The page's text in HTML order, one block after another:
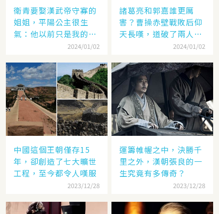
衛青要娶漢武帝守寡的
姐姐，平陽公主很生
氣：他以前只是我的奴
2024/01/02
諸葛亮和郭嘉誰更厲
害？曹操赤壁戰敗后仰
天長嘆，道破了兩人高
2024/01/02
中國這個王朝僅存15
年，卻創造了七大曠世
工程，至今都令人嘆服
2023/12/28
運籌帷幄之中，決勝千
里之外，漢朝張良的一
生究竟有多傳奇？
2023/12/28